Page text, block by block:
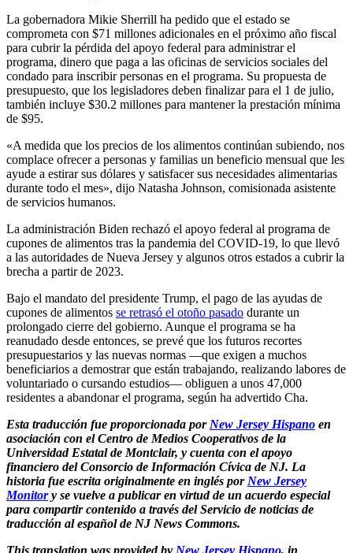
La gobernadora Mikie Sherrill ha pedido que el estado se
comprometa con $71 millones adicionales en el próximo año fiscal
para cubrir la pérdida del apoyo federal para administrar el
programa, dinero que paga a las oficinas de servicios sociales del
condado para inscribir personas en el programa. Su propuesta de
presupuesto, que los legisladores deben finalizar para el 1 de julio,
también incluye $30.2 millones para mantener la prestación mínima
de $95.
«A medida que los precios de los alimentos continúan subiendo, nos
complace ofrecer a personas y familias un beneficio mensual que les
ayude a estirar sus dólares y satisfacer sus necesidades alimentarias
durante todo el mes», dijo Natasha Johnson, comisionada asistente
de servicios humanos.
La administración Biden rechazó el apoyo federal al programa de
cupones de alimentos tras la pandemia del COVID-19, lo que llevó
a las autoridades de Nueva Jersey y algunos otros estados a cubrir la
brecha a partir de 2023.
Bajo el mandato del presidente Trump, el pago de las ayudas de
cupones de alimentos se retrasó el otoño pasado durante un
prolongado cierre del gobierno. Aunque el programa se ha
reanudado desde entonces, se prevé que los futuros recortes
presupuestarios y las nuevas normas —que exigen a muchos
beneficiarios a demostrar que están trabajando, realizando labores de
voluntariado o cursando estudios— obliguen a unos 47,000
residentes a abandonar el programa, según ha advertido Cha.
Esta traducción fue proporcionada por New Jersey Hispano en
asociación con el Centro de Medios Cooperativos de la
Universidad Estatal de Montclair, y cuenta con el apoyo
financiero del Consorcio de Información Cívica de NJ. La
historia fue escrita originalmente en inglés por New Jersey
Monitory se vuelve a publicar en virtud de un acuerdo especial
para compartir contenido a través del Servicio de noticias de
traducción al español de NJ News Commons.
This translation was provided by New Jersey Hispano, in